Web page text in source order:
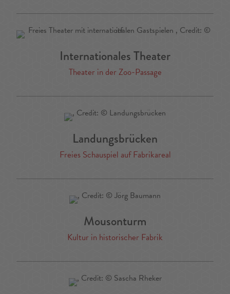
Internationales Theater
Theater in der Zoo-Passage
Landungsbrücken
Freies Schauspiel auf Fabrikareal
Mousonturm
Kultur in historischer Fabrik